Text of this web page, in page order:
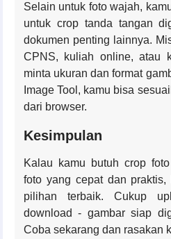
Selain untuk foto wajah,
untuk crop tanda tangan
dokumen penting lainnya.
CPNS, kuliah online, atau
minta ukuran dan format
Image Tool, kamu bisa
dari browser.
Kesimpulan
Kalau kamu butuh crop
foto yang cepat dan
pilihan terbaik. Cukup
download - gambar siap
Coba sekarang dan rasakan